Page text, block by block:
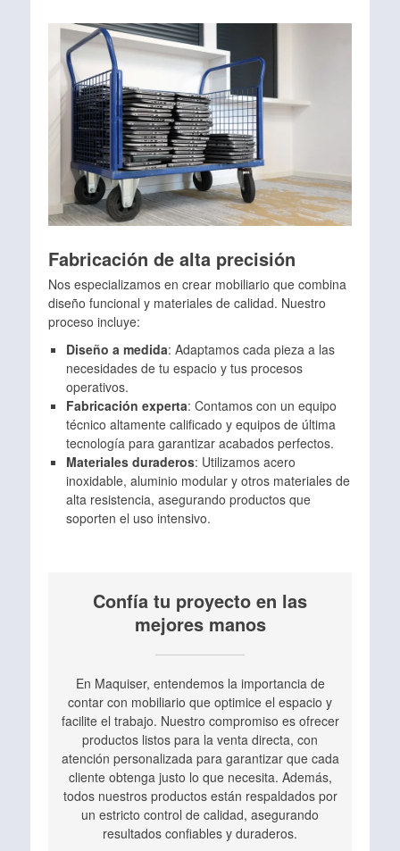
Fabricación de alta precisión
Nos especializamos en crear mobiliario que combina
diseño funcional y materiales de calidad. Nuestro
proceso incluye:
Diseño a medida: Adaptamos cada pieza a las
necesidades de tu espacio y tus procesos
operativos.
Fabricación experta: Contamos con un equipo
técnico altamente calificado y equipos de última
tecnología para garantizar acabados perfectos.
Materiales duraderos: Utilizamos acero
inoxidable, aluminio modular y otros materiales de
alta resistencia, asegurando productos que
soporten el uso intensivo.
Confía tu proyecto en las
mejores manos
En Maquiser, entendemos la importancia de
contar con mobiliario que optimice el espacio y
facilite el trabajo. Nuestro compromiso es ofrecer
productos listos para la venta directa, con
atención personalizada para garantizar que cada
cliente obtenga justo lo que necesita. Además,
todos nuestros productos están respaldados por
un estricto control de calidad, asegurando
resultados confiables y duraderos.